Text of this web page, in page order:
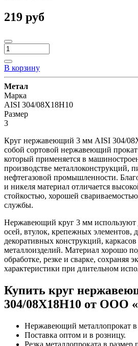
219 руб
В корзину
Метал
Марка
AISI 304/08Х18Н10
Размер
3
Круг нержавеющий 3 мм AISI 304/
собой сортовой нержавеющий прокат
который применяется в
производстве металлоконструкций,
нефтегазовой промышленности.
и никеля материал отличается
стойкостью, хорошей
службы.
Нержавеющий круг 3 мм используют
осей, втулок, крепежных элементов,
декоративных конструкций,
металлоизделий. Материал хорошо
обработке, резке и сварке, сохраняя
характеристики при длительном
Купить круг
304/08Х18Н10 от ООО
Нержавеющий металлопрокат в
Поставка оптом и в розницу.
Резка металлопроката в размер